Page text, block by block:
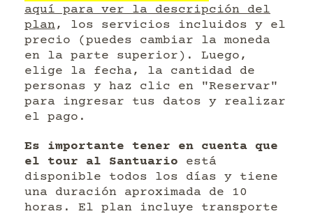
aquí para ver la descripción del
plan, los servicios incluidos y el
precio (puedes cambiar la moneda
en la parte superior). Luego,
elige la fecha, la cantidad de
personas y haz clic en "Reservar"
para ingresar tus datos y realizar
el pago.
Es importante tener en cuenta que
el tour al Santuario está
disponible todos los días y tiene
una duración aproximada de 10
horas. El plan incluye transporte